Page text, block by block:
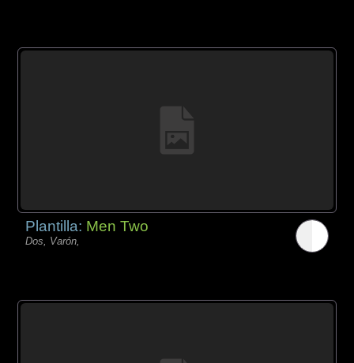
Plantilla: Men Two
Dos, Varón,